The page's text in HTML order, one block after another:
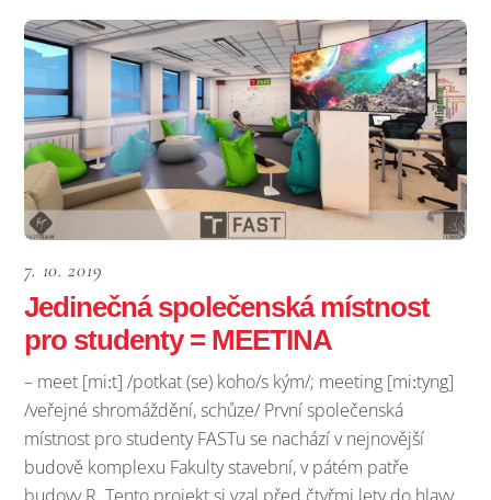
7. 10. 2019
Jedinečná společenská místnost
pro studenty = MEETINA
– meet [miːt] /potkat (se) koho/s kým/; meeting [miːtyng]
/veřejné shromáždění, schůze/ První společenská
místnost pro studenty FASTu se nachází v nejnovější
budově komplexu Fakulty stavební, v pátém patře